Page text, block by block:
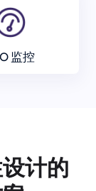
监控
计的